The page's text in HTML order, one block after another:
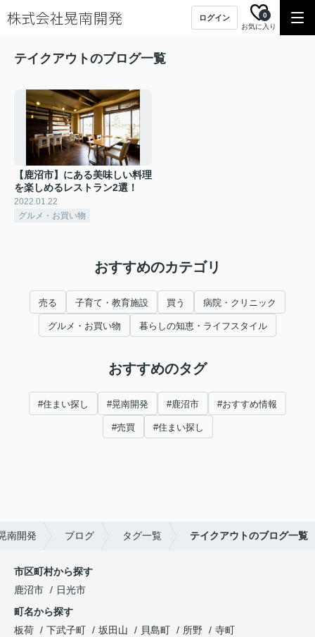
ログイン
お気に入り
0
テイクアウトのブログ一覧
【鹿沼市】にある美味しい料理
を楽しめるレストラン2選！
2022.01.22
グルメ・お買い物
おすすめのカテゴリ
売る 子育て・教育施設 買う 病院・クリニック
グルメ・お買い物 暮らしの知恵・ライフスタイル
おすすめのタグ
#住まい探し #晃南開発 #鹿沼市 #おすすめ情報
#売買 #住まい探し
南開発 ブログ タグ一覧 テイクアウトのブログ一覧
市区町村から探す
鹿沼市
日光市
町名から探す
板荷
下武子町 坂田山 貝島町 所野
寺町